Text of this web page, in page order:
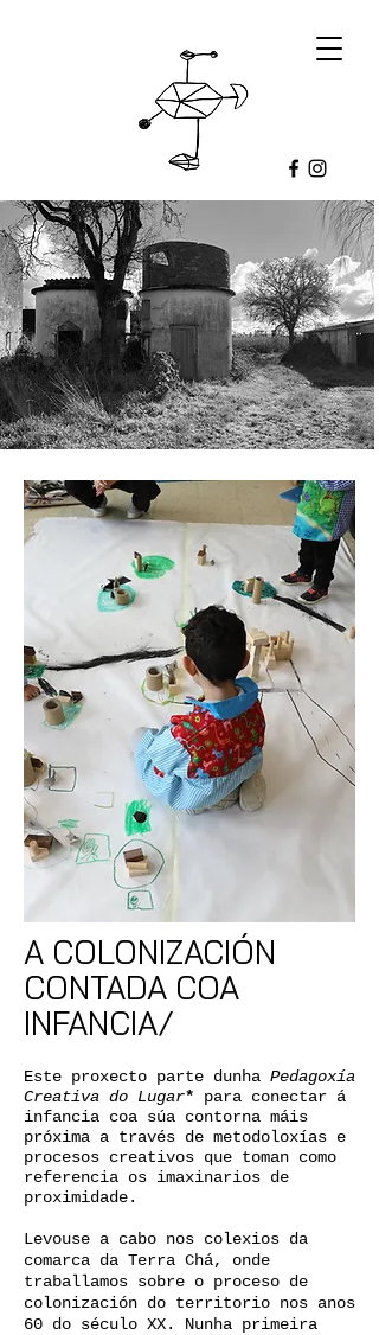
A COLONIZACIÓN
CONTADA COA
INFANCIA/
Este proxecto parte dunha Pedagoxía
Creativa do Lugar* para conectar á
infancia coa súa contorna máis
próxima a través de metodoloxías e
procesos creativos que toman como
referencia os imaxinarios de
proximidade.
Levouse a cabo nos colexios da
comarca da Terra Chá, onde
traballamos sobre o proceso de
colonización do territorio nos anos
60 do século XX. Nunha primeira